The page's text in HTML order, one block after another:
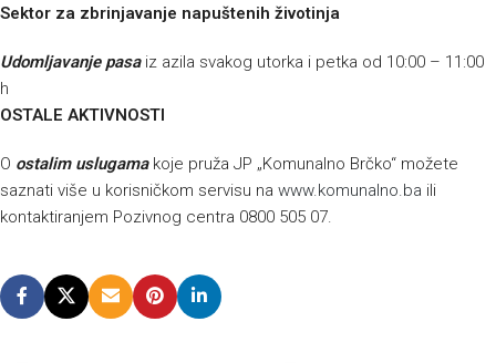
Sektor za zbrinjavanje napuštenih životinja
Udomljavanje pasaiz azila svakog utorka i petka od 10:00 – 11:00
h
OSTALE AKTIVNOSTI
O ostalim uslugamakoje pruža JP „Komunalno Brčko“ možete
saznati više u korisničkom servisu na www.komunalno.ba ili
kontaktiranjem Pozivnog centra 0800 505 07.